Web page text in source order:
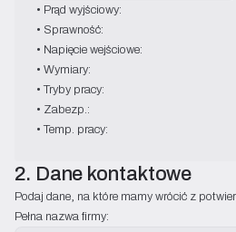
• Prąd wyjściowy:
• Sprawność:
• Napięcie wejściowe:
• Wymiary:
• Tryby pracy:
• Zabezp.:
• Temp. pracy:
2. Dane kontaktowe
Podaj dane, na które mamy wrócić z
Pełna nazwa firmy: